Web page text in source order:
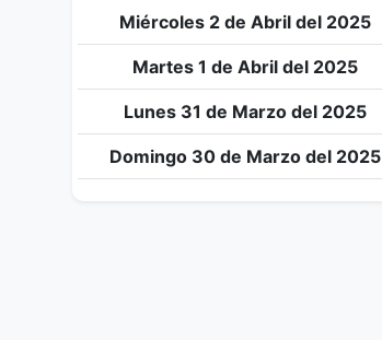
Miércoles 2 de Abril del 2025
Martes 1 de Abril del 2025
Lunes 31 de Marzo del 2025
Domingo 30 de Marzo del 2025